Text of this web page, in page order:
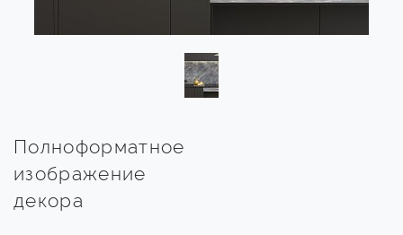
Полноформатное
изображение
декора